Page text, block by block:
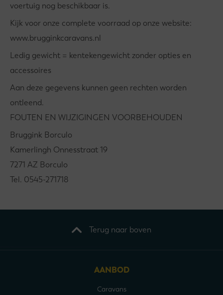
voertuig nog beschikbaar is.
Kijk voor onze complete voorraad op onze website:
www.brugginkcaravans.nl
Ledig gewicht = kentekengewicht zonder opties en
accessoires
Aan deze gegevens kunnen geen rechten worden
ontleend.
FOUTEN EN WIJZIGINGEN VOORBEHOUDEN
Bruggink Borculo
Kamerlingh Onnesstraat 19
7271 AZ Borculo
Tel. 0545-271718
Terug naar boven
AANBOD
Caravans